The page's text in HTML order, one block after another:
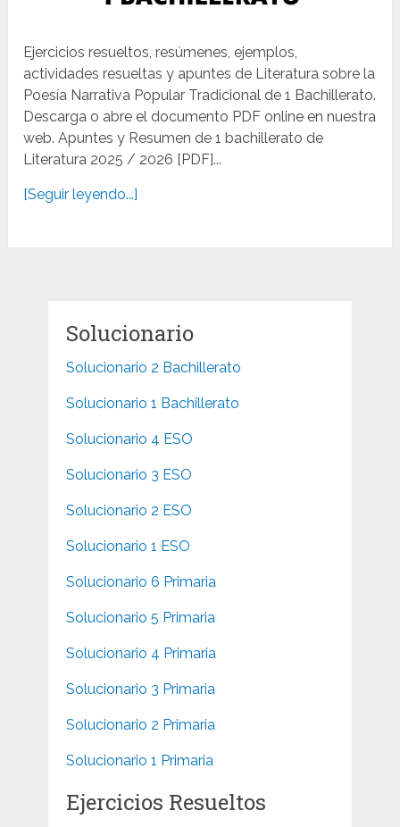
Ejercicios resueltos, resúmenes, ejemplos,
actividades resueltas y apuntes de Literatura sobre la
Poesía Narrativa Popular Tradicional de 1 Bachillerato.
Descarga o abre el documento PDF online en nuestra
web. Apuntes y Resumen de 1 bachillerato de
Literatura 2025 / 2026 [PDF]...
[Seguir leyendo...]
Solucionario
Solucionario 2 Bachillerato
Solucionario 1 Bachillerato
Solucionario 4 ESO
Solucionario 3 ESO
Solucionario 2 ESO
Solucionario 1 ESO
Solucionario 6 Primaria
Solucionario 5 Primaria
Solucionario 4 Primaria
Solucionario 3 Primaria
Solucionario 2 Primaria
Solucionario 1 Primaria
Ejercicios Resueltos